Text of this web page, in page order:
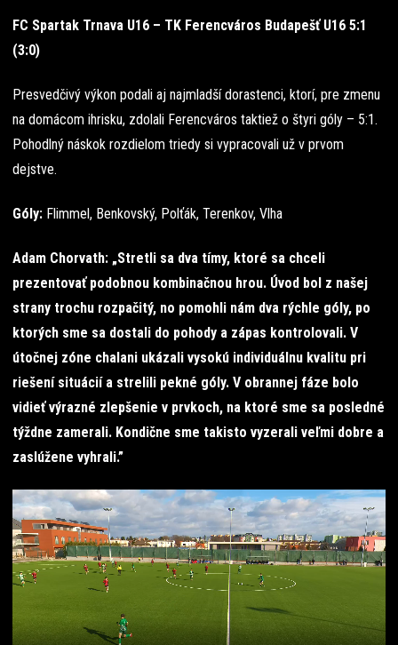
FC Spartak Trnava U16 – TK Ferencváros Budapešť U16 5:1
(3:0)
Presvedčivý výkon podali aj najmladší dorastenci, ktorí, pre zmenu
na domácom ihrisku, zdolali Ferencváros taktiež o štyri góly – 5:1.
Pohodlný náskok rozdielom triedy si vypracovali už v prvom
dejstve.
Góly: Flimmel, Benkovský, Polťák, Terenkov, Vlha
Adam Chorvath: „Stretli sa dva tímy, ktoré sa chceli
prezentovať podobnou kombinačnou hrou. Úvod bol z našej
strany trochu rozpačitý, no pomohli nám dva rýchle góly, po
ktorých sme sa dostali do pohody a zápas kontrolovali. V
útočnej zóne chalani ukázali vysokú individuálnu kvalitu pri
riešení situácií a strelili pekné góly. V obrannej fáze bolo
vidieť výrazné zlepšenie v prvkoch, na ktoré sme sa posledné
týždne zamerali. Kondične sme takisto vyzerali veľmi dobre a
zaslúžene vyhrali.”